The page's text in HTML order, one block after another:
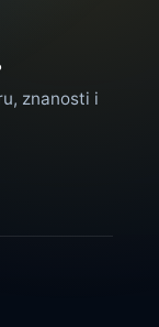
znanosti i